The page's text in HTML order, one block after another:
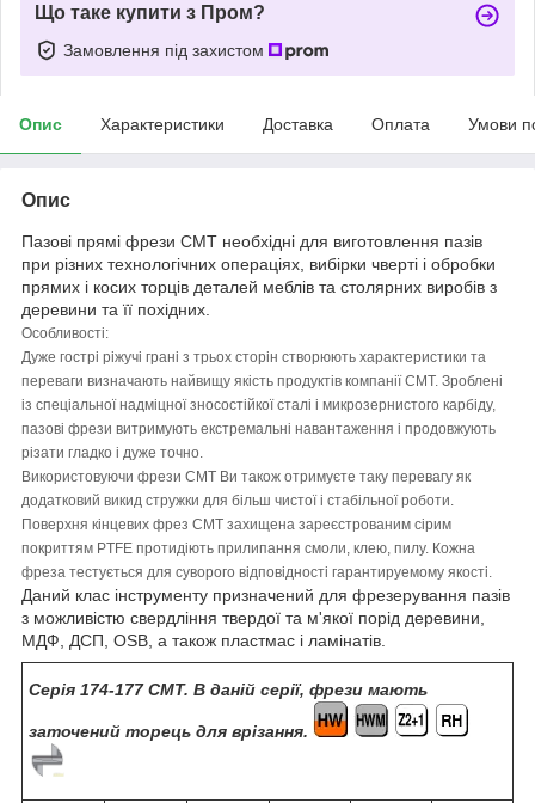
Що таке купити з Пром?
Замовлення під захистом
Опис Характеристики Доставка Оплата Умови
Опис
Пазові прямі фрези CMT необхідні для виготовлення пазів
при різних технологічних операціях, вибірки чверті і обробки
прямих і косих торців деталей меблів та столярних виробів з
деревини та її похідних.
Особливості:
Дуже гострі ріжучі грані з трьох сторін створюють характеристики та
переваги визначають найвищу якість продуктів компанії CMT. Зроблені
із спеціальної надміцної зносостійкої сталі і микрозернистого карбіду,
пазові фрези витримують екстремальні навантаження і продовжують
різати гладко і дуже точно.
Використовуючи фрези CMT Ви також отримуєте таку перевагу як
додатковий викид стружки для більш чистої і стабільної роботи.
Поверхня кінцевих фрез CMT захищена зареєстрованим сірим
покриттям PTFE протидіють прилипання смоли, клею, пилу. Кожна
фреза тестується для суворого відповідності гарантируемому якості.
Даний клас інструменту призначений для фрезерування пазів
з можливістю свердління твердої та м'якої порід деревини,
МДФ, ДСП, OSB, а також пластмас і ламінатів.
Серія 174-177 CMT. В даній серії, фрези мають
заточений торець для врізання.